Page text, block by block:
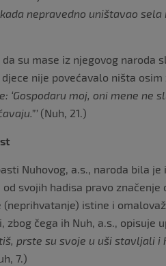
nepravedno uništavao
da su mase iz njegovog
nije povećavalo ništa
‘Gospodaru moj, oni mene
(Nuh, 21.)
Nuhovog, a.s., naroda bila
svojih hadisa pravo
(neprihvatanje) istine i
zbog čega ih Nuh, a.s., opisuje
prste su svoje u uši stavljali
7.)